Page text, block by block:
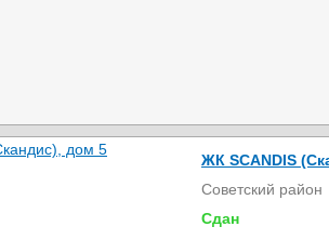
ЖК SCANDIS
Советский район
Сдан